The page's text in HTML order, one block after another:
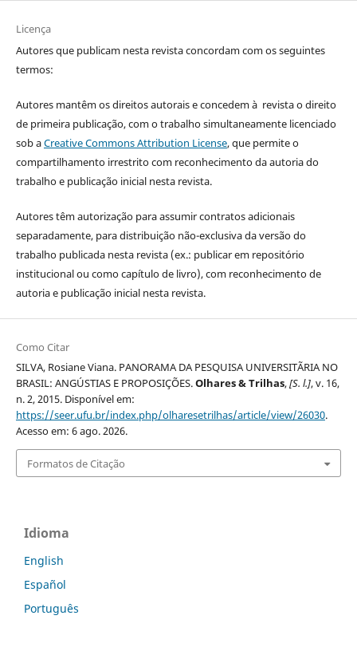
Licença
Autores que publicam nesta revista concordam com os seguintes
termos:
Autores mantêm os direitos autorais e concedem à revista o direito
de primeira publicação, com o trabalho simultaneamente licenciado
sob aCreative Commons Attribution License, que permite o
compartilhamento irrestrito com reconhecimento da autoria do
trabalho e publicação inicial nesta revista.
Autores têm autorização para assumir contratos adicionais
separadamente, para distribuição não-exclusiva da versão do
trabalho publicada nesta revista (ex.: publicar em repositório
institucional ou como capítulo de livro), com reconhecimento de
autoria e publicação inicial nesta revista.
Como Citar
SILVA, Rosiane Viana. PANORAMA DA PESQUISA UNIVERSITÃRIA NO
BRASIL: ANGÚSTIAS E PROPOSIÇÕES.Olhares & Trilhas,[S. l.], v. 16,
n. 2, 2015. Disponível em:
https://seer.ufu.br/index.php/olharesetrilhas/article/view/26030.
Acesso em: 6 ago. 2026.
Formatos de Citação
Idioma
English
Español
Português